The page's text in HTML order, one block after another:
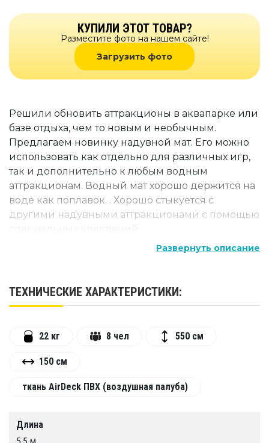
КУПИЛИ ЭТОТ ТОВАР?
Разместите фото на нашем сайте!
Загрузить фото
Решили обновить аттракционы в аквапарке или
базе отдыха, чем то новым и необычным.
Предлагаем новинку надувной мат. Его можно
использовать как отдельно для различных игр,
так и дополнительно к любым водным
аттракционам. Водный мат хорошо держится на
воде как поплавок. . Хорошо стыкуется с
другими надувными аттракционами с помощью
Развернуть описание
ТЕХНИЧЕСКИЕ ХАРАКТЕРИСТИКИ:
22 кг 8 чел 550 см
150 см
ткань AirDeck ПВХ (воздушная палуба)
Длина